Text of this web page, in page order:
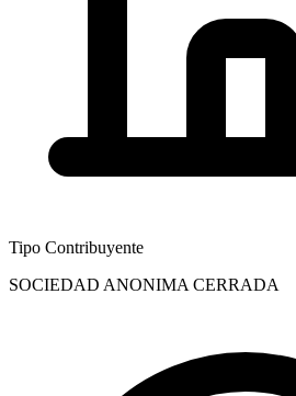
Tipo Contribuyente
SOCIEDAD ANONIMA CERRADA